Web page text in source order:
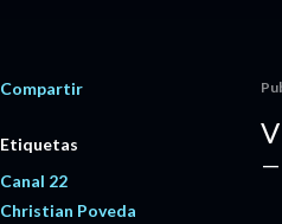
Compartir
Etiquetas
Canal 22
Christian Poveda